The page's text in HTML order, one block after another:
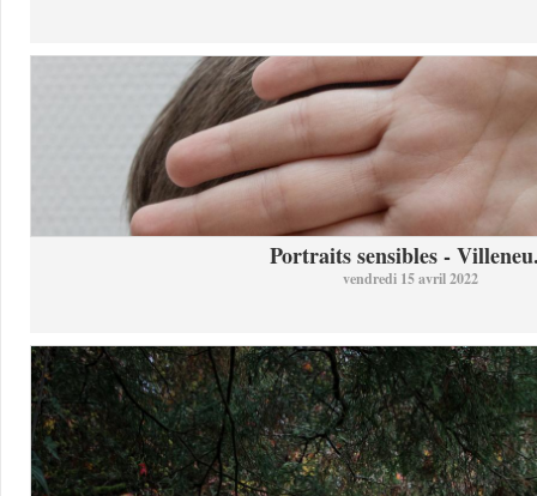
Portraits sensibles -
vendredi 15 avril 2022